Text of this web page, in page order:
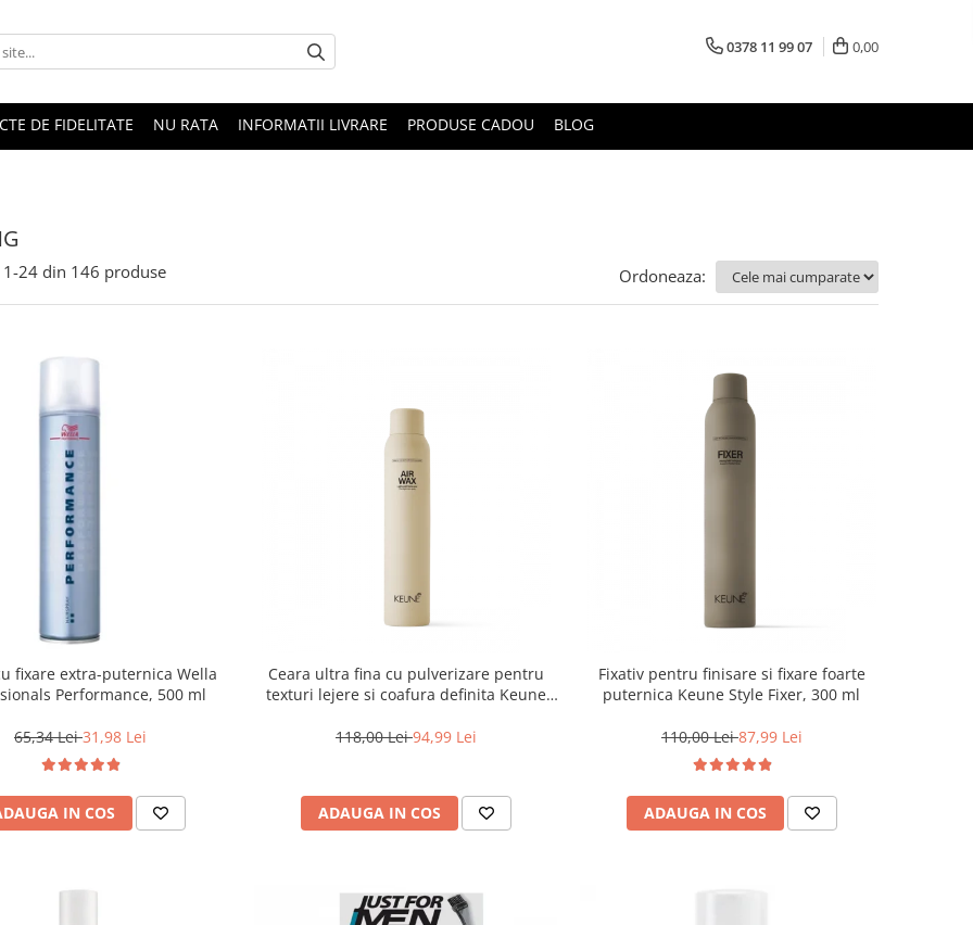
0378 11 99 07 0,00
DE FIDELITATE NU RATA INFORMATII LIVRARE PRODUSE CADOU BLOG
1-24 din 146 produse Ordoneaza:
fixare extra-puternica Wella
Performance, 500 ml
65,34 Lei31,98 Lei
IN COS
Ceara ultra fina cu pulverizare pentru
texturi lejere si coafura definita Keune
118,00 Lei94,99 Lei
ADAUGA IN COS
Fixativ pentru finisare si fixare foarte
puternica Keune Style Fixer, 300 ml
110,00 Lei87,99 Lei
ADAUGA IN COS